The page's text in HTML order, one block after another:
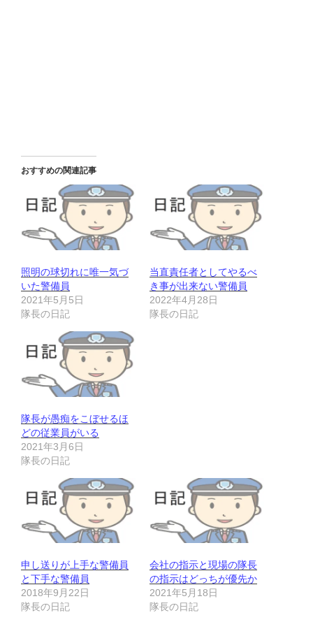
おすすめの関連記事
照明の球切れに唯一気づ
いた警備員
2021年5月5日
隊長の日記
当直責任者としてやるべ
き事が出来ない警備員
2022年4月28日
隊長の日記
隊長が愚痴をこぼせるほ
どの従業員がいる
2021年3月6日
隊長の日記
申し送りが上手な警備員
と下手な警備員
2018年9月22日
隊長の日記
会社の指示と現場の隊長
の指示はどっちが優先か
2021年5月18日
隊長の日記